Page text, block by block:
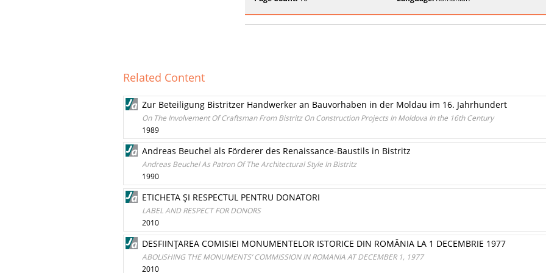
Related Content
Zur Beteiligung Bistritzer Handwerker an Bauvorhaben in der Moldau im 16. Jahrhundert
On The Involvement Of Craftsman From Bistritz On Construction Projects In Moldova In the 16th Century
1989
Andreas Beuchel als Förderer des Renaissance-Baustils in Bistritz
Andreas Beuchel As Patron Of The Architectural Style In Bistritz
1990
ETICHETA ŞI RESPECTUL PENTRU DONATORI
LABEL AND RESPECT FOR DONORS
2010
DESFIINŢAREA COMISIEI MONUMENTELOR ISTORICE DIN ROMÂNIA LA 1 DECEMBRIE 1977
ABOLISHING THE MONUMENTS’ COMMISSION IN ROMANIA AT DECEMBER 1, 1977
2010